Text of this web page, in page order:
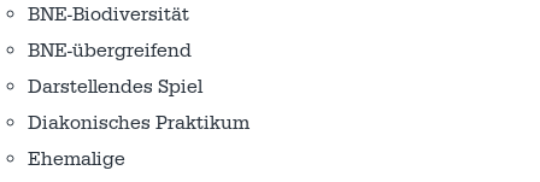
BNE-Biodiversität
BNE-übergreifend
Darstellendes Spiel
Diakonisches Praktikum
Ehemalige